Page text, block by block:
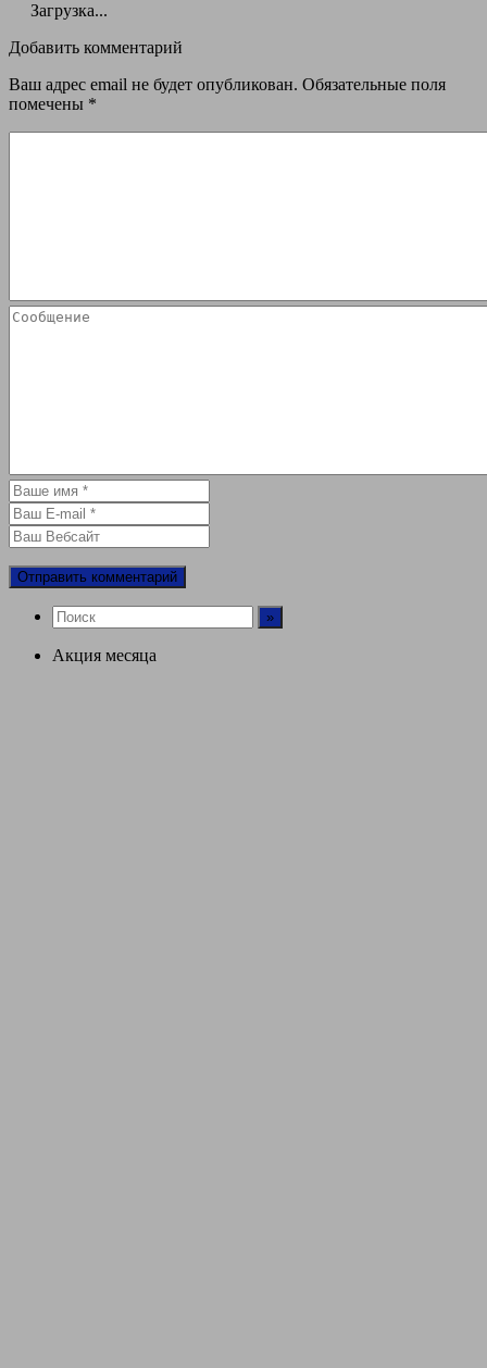
Загрузка...
Добавить комментарий
Ваш адрес email не будет опубликован. Обязательные поля
помечены *
Акция месяца